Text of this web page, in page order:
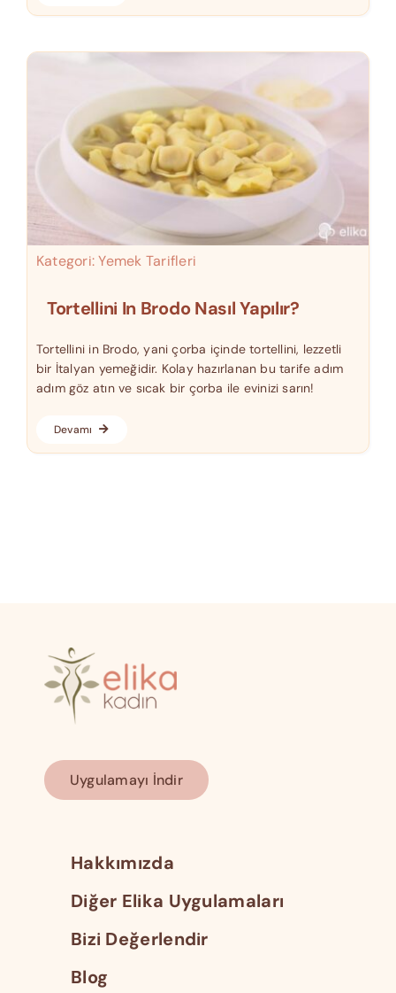
Kategori:Yemek Tarifleri
Tortellini In Brodo Nasıl Yapılır?
Tortellini in Brodo, yani çorba içinde tortellini, lezzetli
bir İtalyan yemeğidir. Kolay hazırlanan bu tarife adım
adım göz atın ve sıcak bir çorba ile evinizi sarın!
Devamı
Uygulamayı İndir
Hakkımızda
Diğer Elika Uygulamaları
Bizi Değerlendir
Blog